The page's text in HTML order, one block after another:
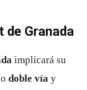
de Granada
implicará su
doble vía y